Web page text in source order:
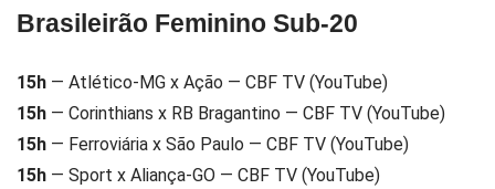
Brasileirão Feminino Sub-20
15h — Atlético-MG x Ação — CBF TV (YouTube)
15h — Corinthians x RB Bragantino — CBF TV (YouTube)
15h — Ferroviária x São Paulo — CBF TV (YouTube)
15h — Sport x Aliança-GO — CBF TV (YouTube)